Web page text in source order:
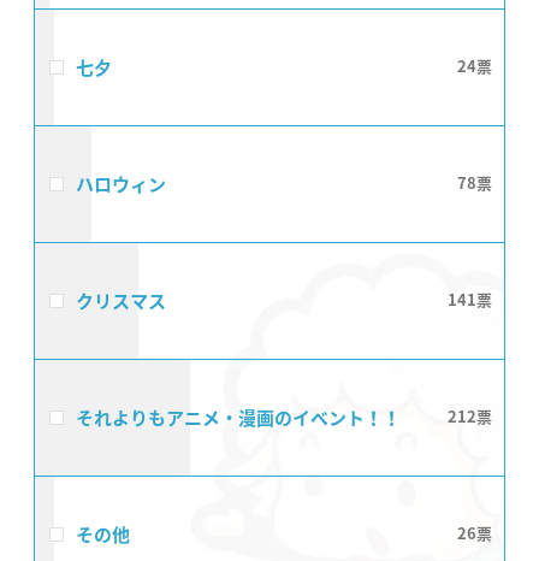
七夕 24
ハロウィン 78
クリスマス 141
それよりもアニメ・漫画のイベント！！ 212
その他 26